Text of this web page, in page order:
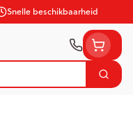
Snelle beschikbaarheid
Zoek